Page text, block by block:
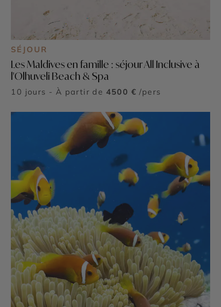
SÉJOUR
Les Maldives en famille : séjour All Inclusive à
l'Olhuveli Beach & Spa
10 jours - À partir de 4500 € /pers